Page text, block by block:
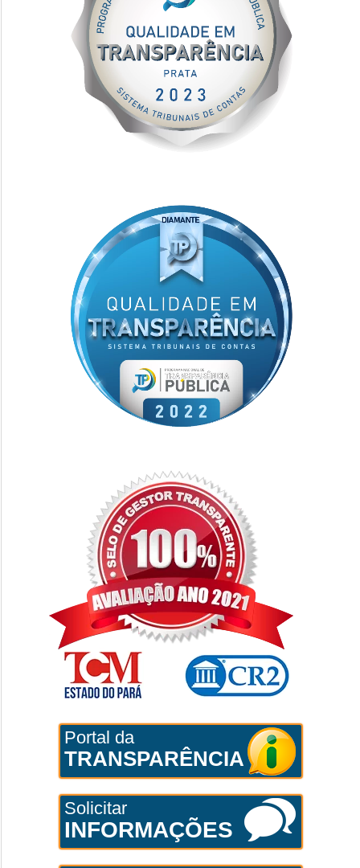
Portal da
TRANSPARÊNCIA
Solicitar
INFORMAÇÕES